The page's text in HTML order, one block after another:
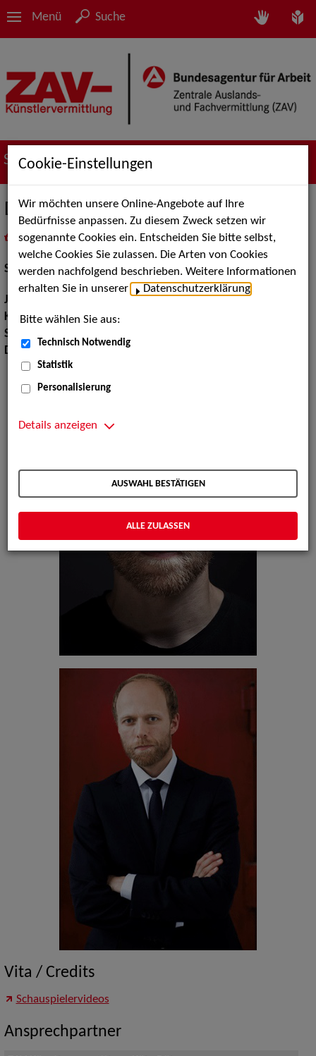
Menü Suche
Suche nach Künstler*innen
Dominik Breuer
als PDF speichern
inMeine Merklistelegen
Schauspiel:Bühne
Jahrgang:
Körpergröße:178 cm
Stimmlage:
Dialekte:
Hessisch, Rheinisch, Ruhrdeutsch
Vita / Credits
Schauspielervideos
Ansprechpartner
Cookie-Einstellungen
Wir möchten unsere Online-Angebote auf Ihre
Bedürfnisse anpassen. Zu diesem Zweck setzen wir
sogenannte Cookies ein. Entscheiden Sie bitte selbst,
welche Cookies Sie zulassen. Die Arten von Cookies
werden nachfolgend beschrieben. Weitere Informationen
erhalten Sie in unserer
Datenschutzerklärung
Bitte wählen Sie aus:
Technisch Notwendig
Statistik
Personalisierung
Details anzeigen
AUSWAHL BESTÄTIGEN
ALLE ZULASSEN